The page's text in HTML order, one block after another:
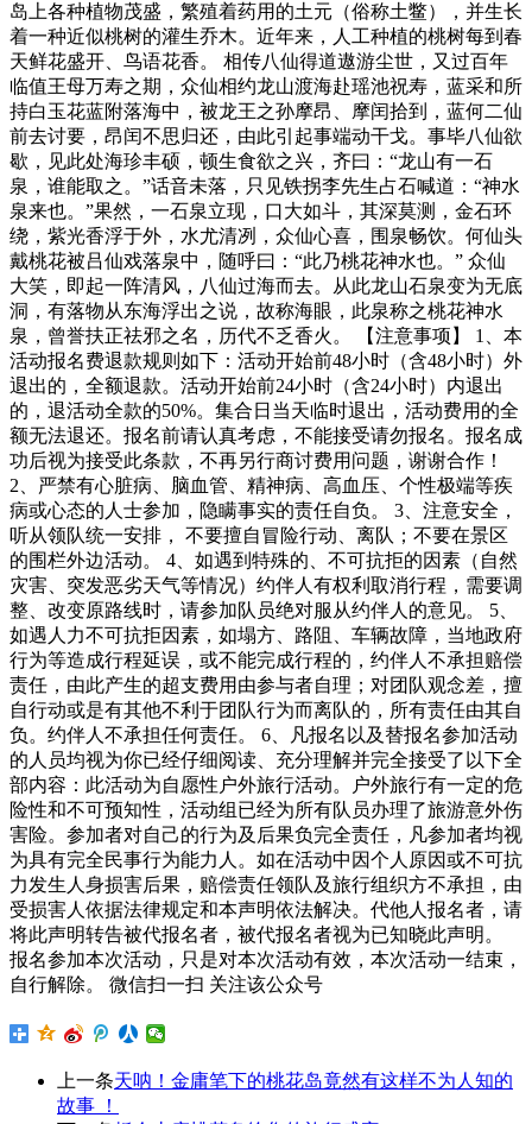
岛上各种植物茂盛，繁殖着药用的土元（俗称土鳖），并生长
着一种近似桃树的灌生乔木。近年来，人工种植的桃树每到春
天鲜花盛开、鸟语花香。 相传八仙得道遨游尘世，又过百年
临值王母万寿之期，众仙相约龙山渡海赴瑶池祝寿，蓝采和所
持白玉花蓝附落海中，被龙王之孙摩昂、摩闰拾到，蓝何二仙
前去讨要，昂闰不思归还，由此引起事端动干戈。事毕八仙欲
歇，见此处海珍丰硕，顿生食欲之兴，齐曰：“龙山有一石
泉，谁能取之。”话音未落，只见铁拐李先生占石喊道：“神水
泉来也。”果然，一石泉立现，口大如斗，其深莫测，金石环
绕，紫光香浮于外，水尤清冽，众仙心喜，围泉畅饮。何仙头
戴桃花被吕仙戏落泉中，随呼曰：“此乃桃花神水也。” 众仙
大笑，即起一阵清风，八仙过海而去。从此龙山石泉变为无底
洞，有落物从东海浮出之说，故称海眼，此泉称之桃花神水
泉，曾誉扶正祛邪之名，历代不乏香火。 【注意事项】 1、本
活动报名费退款规则如下：活动开始前48小时（含48小时）外
退出的，全额退款。活动开始前24小时（含24小时）内退出
的，退活动全款的50%。集合日当天临时退出，活动费用的全
额无法退还。报名前请认真考虑，不能接受请勿报名。报名成
功后视为接受此条款，不再另行商讨费用问题，谢谢合作！
2、严禁有心脏病、脑血管、精神病、高血压、个性极端等疾
病或心态的人士参加，隐瞒事实的责任自负。 3、注意安全，
听从领队统一安排， 不要擅自冒险行动、离队；不要在景区
的围栏外边活动。 4、如遇到特殊的、不可抗拒的因素（自然
灾害、突发恶劣天气等情况）约伴人有权利取消行程，需要调
整、改变原路线时，请参加队员绝对服从约伴人的意见。 5、
如遇人力不可抗拒因素，如塌方、路阻、车辆故障，当地政府
行为等造成行程延误，或不能完成行程的，约伴人不承担赔偿
责任，由此产生的超支费用由参与者自理；对团队观念差，擅
自行动或是有其他不利于团队行为而离队的，所有责任由其自
负。约伴人不承担任何责任。 6、凡报名以及替报名参加活动
的人员均视为你已经仔细阅读、充分理解并完全接受了以下全
部内容：此活动为自愿性户外旅行活动。户外旅行有一定的危
险性和不可预知性，活动组已经为所有队员办理了旅游意外伤
害险。参加者对自己的行为及后果负完全责任，凡参加者均视
为具有完全民事行为能力人。如在活动中因个人原因或不可抗
力发生人身损害后果，赔偿责任领队及旅行组织方不承担，由
受损害人依据法律规定和本声明依法解决。代他人报名者，请
将此声明转告被代报名者，被代报名者视为已知晓此声明。
报名参加本次活动，只是对本次活动有效，本次活动一结束，
自行解除。 微信扫一扫 关注该公众号
上一条天呐！金庸笔下的桃花岛竟然有这样不为人知的
故事 ！